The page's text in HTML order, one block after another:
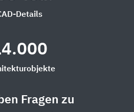
Details
Fragen zu